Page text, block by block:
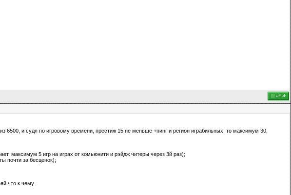
6500, и судя по игровому времени, престиж 15 не меньше +пинг и регион играбильных, то максимум 30,
максимум 5 игр на играх от комьюнити и рэйдж читеры через 3й раз);
почти за бесценок);
что к чему.